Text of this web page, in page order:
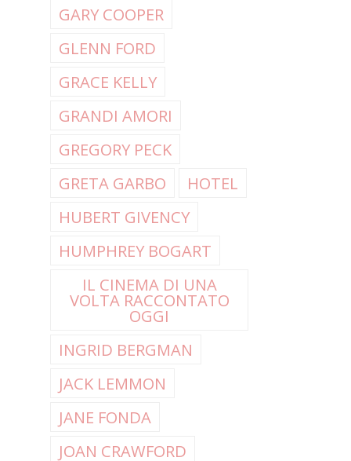
GARY COOPER
GLENN FORD
GRACE KELLY
GRANDI AMORI
GREGORY PECK
GRETA GARBO
HOTEL
HUBERT GIVENCY
HUMPHREY BOGART
IL CINEMA DI UNA
VOLTA RACCONTATO
OGGI
INGRID BERGMAN
JACK LEMMON
JANE FONDA
JOAN CRAWFORD